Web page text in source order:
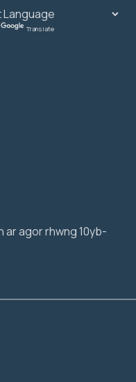
ar agor rhwng 10yb-
Translate